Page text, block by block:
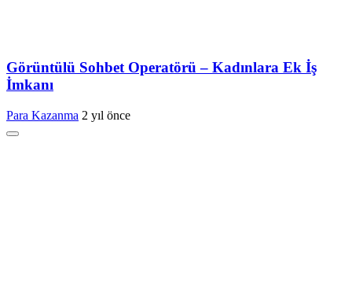
Görüntülü Sohbet Operatörü – Kadınlara Ek İş
İmkanı
Para Kazanma 2 yıl önce